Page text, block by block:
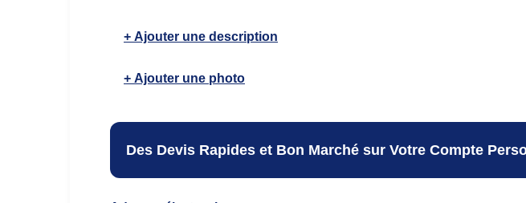
Ajouter une description
Ajouter une photo
Des Devis Rapides et Bon Marché sur Votre Compte